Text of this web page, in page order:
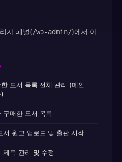
자 패널(/wp-admin/)에서 아
한 도서 목록 전체 관리 (메인
)
구매한 도서 목록
서 원고 업로드 및 출판 시작
제목 관리 및 수정